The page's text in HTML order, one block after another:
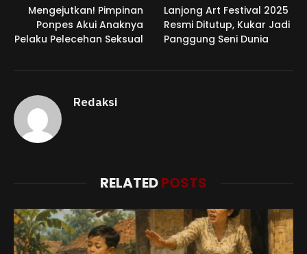
Mengejutkan! Pimpinan
Ponpes Akui Anaknya
Pelaku Pelecehan Seksual
Lanjong Art Festival 2025
Resmi Ditutup, Kukar Jadi
Panggung Seni Dunia
Redaksi
RELATEDPOSTS